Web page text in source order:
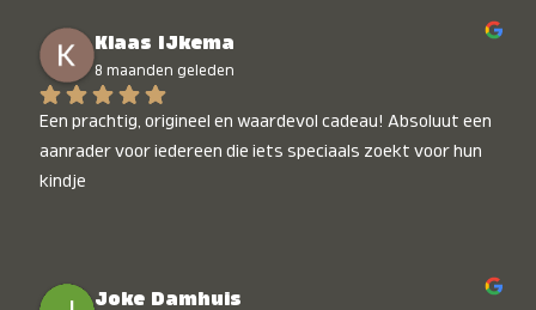
Klaas IJkema
8 maanden geleden
Een prachtig, origineel en waardevol cadeau! Absoluut een
aanrader voor iedereen die iets speciaals zoekt voor hun
kindje
Joke Damhuis